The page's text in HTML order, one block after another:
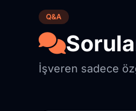
Q&A
İşveren sadece